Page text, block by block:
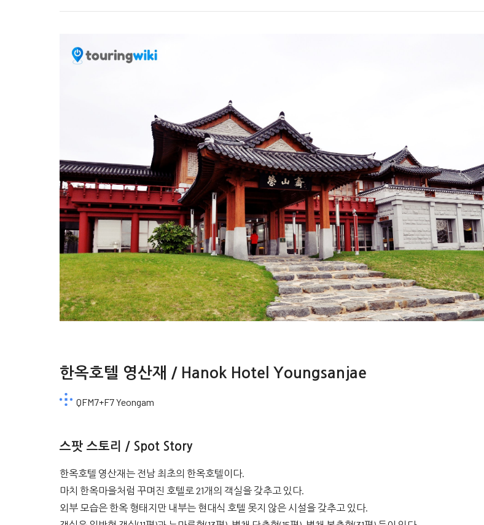
한옥호텔 영산재 / Hanok Hotel Youngsanjae
QFM7+F7 Yeongam
스팟 스토리 / Spot Story
한옥호텔 영산재는 전남 최초의 한옥호텔이다.
마치 한옥마을처럼 꾸며진 호텔로 21개의 객실을 갖추고 있다.
외부 모습은 한옥 형태지만 내부는 현대식 호텔 못지 않은 시설을 갖추고 있다.